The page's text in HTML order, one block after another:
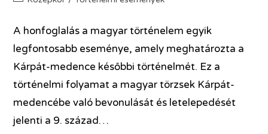
A honfoglalás a magyar történelem egyik
legfontosabb eseménye, amely meghatározta a
Kárpát-medence későbbi történelmét. Ez a
történelmi folyamat a magyar törzsek Kárpát-
medencébe való bevonulását és letelepedését
jelenti a 9. század…